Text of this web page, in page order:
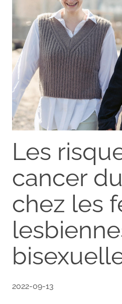
Les
cancer
chez les
2022-09-13